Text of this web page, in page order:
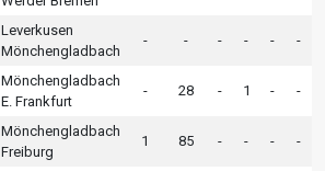
Leverkusen
Mönchengladbach
- - - - - -
Mönchengladbach
E. Frankfurt
- 28 - 1 - -
Mönchengladbach
Freiburg
1 85 - - - -